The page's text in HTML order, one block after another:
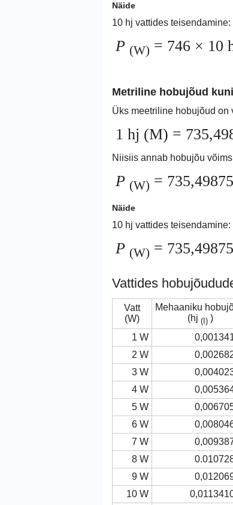
Näide
10 hj vattides teisendamine:
P (W) = 746 × 10
Metriline hobujõud
Üks meetriline hobujõud on
1 hj (M) =
Niisiis annab hobujõu
P (W) =
Näide
10 hj vattides teisendamine:
P (W) =
Vattides
Vatt
(W)
Mehaaniku
(hj (I))
1 W
2 W
3 W
4 W
5 W
6 W
7 W
8 W
9 W
10 W